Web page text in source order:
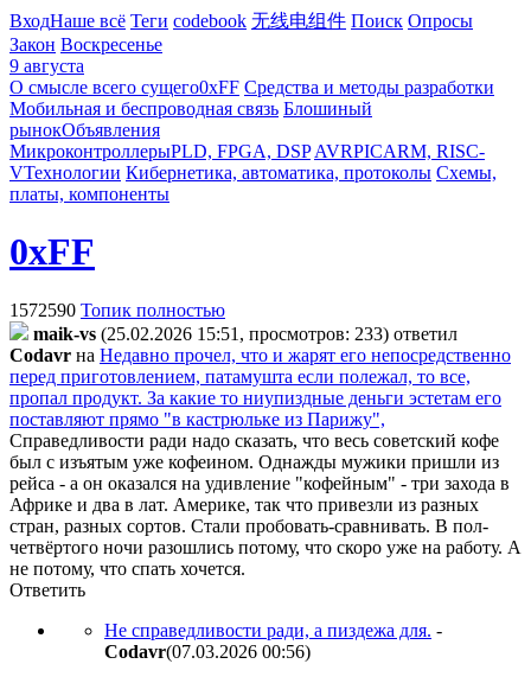
ВходНаше всё Теги codebook 无线电组件 Поиск Опросы
Закон Воскресенье
9 августа
О смысле всего сущего0xFF Средства и методы разработки
Мобильная и беспроводная связь Блошиный
рынокОбъявления
МикроконтроллерыPLD, FPGA, DSP AVRPICARM, RISC-
VТехнологии Кибернетика, автоматика, протоколы Схемы,
платы, компоненты
0xFF
1572590 Топик полностью
maik-vs (25.02.2026 15:51, просмотров: 233) ответил
Codavr на Недавно прочел, что и жарят его непосредственно
перед приготовлением, патамушта если полежал, то все,
пропал продукт. За какие то ниупиздные деньги эстетам его
поставляют прямо "в кастрюльке из Парижу",
Справедливости ради надо сказать, что весь советский кофе
был с изъятым уже кофеином. Однажды мужики пришли из
рейса - а он оказался на удивление "кофейным" - три захода в
Африке и два в лат. Америке, так что привезли из разных
стран, разных сортов. Стали пробовать-сравнивать. В пол-
четвёртого ночи разошлись потому, что скоро уже на работу. А
не потому, что спать хочется.
Ответить
Не справедливости ради, а пиздежа для. -
Codavr(07.03.2026 00:56)